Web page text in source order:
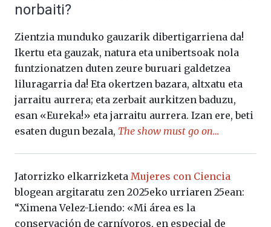
norbaiti?
Zientzia munduko gauzarik dibertigarriena da!
Ikertu eta gauzak, natura eta unibertsoak nola
funtzionatzen duten zeure buruari galdetzea
liluragarria da! Eta okertzen bazara, altxatu eta
jarraitu aurrera; eta zerbait aurkitzen baduzu,
esan «Eureka!» eta jarraitu aurrera. Izan ere, beti
esaten dugun bezala, The show must go on…
Jatorrizko elkarrizketa Mujeres con Ciencia
blogean argitaratu zen 2025eko urriaren 25ean:
“Ximena Velez-Liendo: «Mi área es la
conservación de carnívoros, en especial de